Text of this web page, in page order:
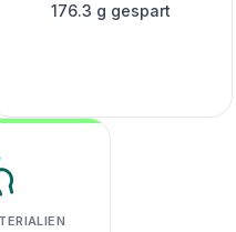
176.3 g gespart